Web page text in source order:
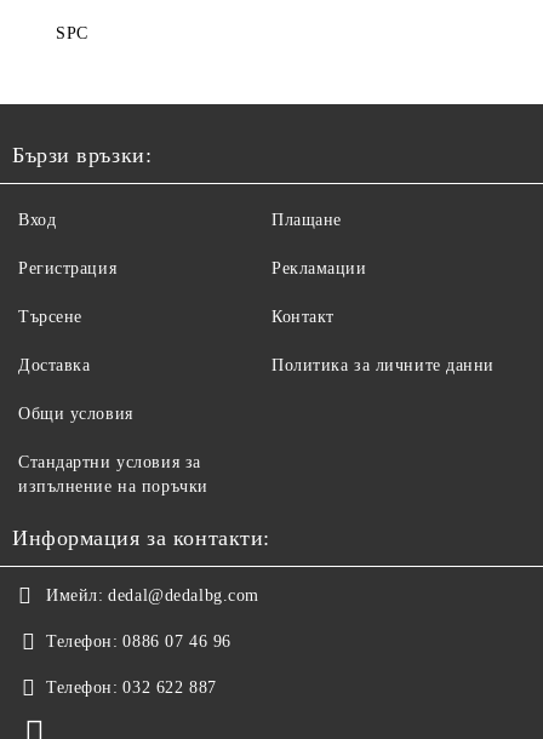
SPC
Бързи връзки:
Вход
Регистрация
Търсене
Доставка
Плащане
Рекламации
Контакт
Политика за личните данни
Общи условия
Стандартни условия за
изпълнение на поръчки
Информация за контакти:
Имейл: dedal@dedalbg.com
Телефон: 0886 07 46 96
Телефон: 032 622 887